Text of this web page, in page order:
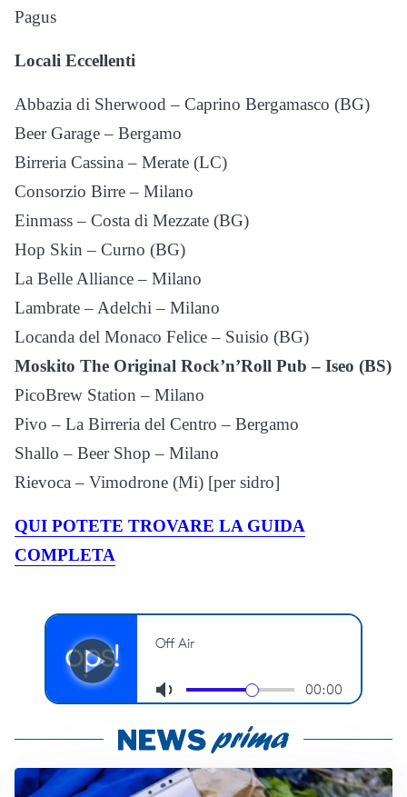
Pagus
Locali Eccellenti
Abbazia di Sherwood – Caprino Bergamasco (BG)
Beer Garage – Bergamo
Birreria Cassina – Merate (LC)
Consorzio Birre – Milano
Einmass – Costa di Mezzate (BG)
Hop Skin – Curno (BG)
La Belle Alliance – Milano
Lambrate – Adelchi – Milano
Locanda del Monaco Felice – Suisio (BG)
Moskito The Original Rock’n’Roll Pub – Iseo (BS)
PicoBrew Station – Milano
Pivo – La Birreria del Centro – Bergamo
Shallo – Beer Shop – Milano
Rievoca – Vimodrone (Mi) [per sidro]
QUI POTETE TROVARE LA GUIDA
COMPLETA